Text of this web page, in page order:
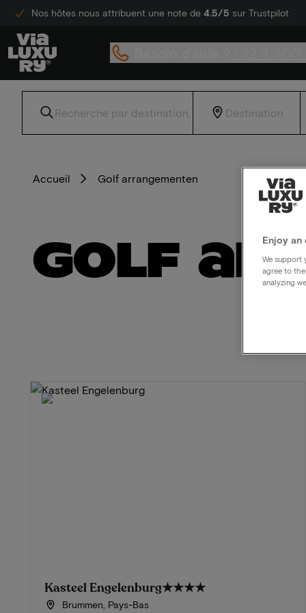
Nos hôtes nous attribuent une note de 4.5/5 sur Trustpilot
Accueil Golf arrangementen
Golf
Kasteel Engelenburg★★★★
Brummen, Pays-Bas
Enjoy an
We support
agree to
analyzing